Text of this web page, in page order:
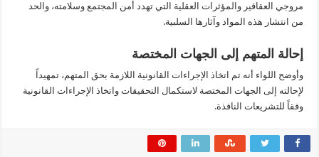
مروجي العقاقير والمؤثرات العقلية التي تهدد أمن المجتمع وسلامته، والحد
من انتشار هذه المواد وآثارها السلبية.
إحالة المتهم إلى الجهات المختصة
وأوضح اللواء أنه تم اتخاذ الإجراءات القانونية اللازمة بحق المتهم، تمهيداً
لإحالته إلى الجهات المختصة لاستكمال التحقيقات واتخاذ الإجراءات القانونية
وفقاً للتشريعات النافذة.